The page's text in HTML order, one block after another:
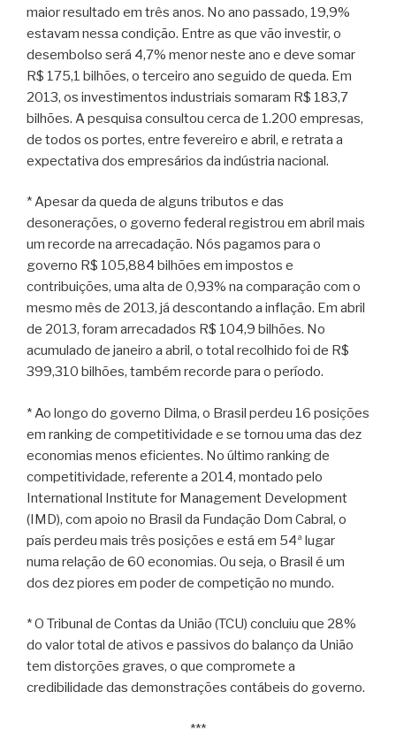
maior resultado em três anos. No ano passado, 19,9%
estavam nessa condição. Entre as que vão investir, o
desembolso será 4,7% menor neste ano e deve somar
R$ 175,1 bilhões, o terceiro ano seguido de queda. Em
2013, os investimentos industriais somaram R$ 183,7
bilhões. A pesquisa consultou cerca de 1.200 empresas,
de todos os portes, entre fevereiro e abril, e retrata a
expectativa dos empresários da indústria nacional.
* Apesar da queda de alguns tributos e das
desonerações, o governo federal registrou em abril mais
um recorde na arrecadação. Nós pagamos para o
governo R$ 105,884 bilhões em impostos e
contribuições, uma alta de 0,93% na comparação com o
mesmo mês de 2013, já descontando a inflação. Em abril
de 2013, foram arrecadados R$ 104,9 bilhões. No
acumulado de janeiro a abril, o total recolhido foi de R$
399,310 bilhões, também recorde para o período.
* Ao longo do governo Dilma, o Brasil perdeu 16 posições
em ranking de competitividade e se tornou uma das dez
economias menos eficientes. No último ranking de
competitividade, referente a 2014, montado pelo
International Institute for Management Development
(IMD), com apoio no Brasil da Fundação Dom Cabral, o
país perdeu mais três posições e está em 54ª lugar
numa relação de 60 economias. Ou seja, o Brasil é um
dos dez piores em poder de competição no mundo.
* O Tribunal de Contas da União (TCU) concluiu que 28%
do valor total de ativos e passivos do balanço da União
tem distorções graves, o que compromete a
credibilidade das demonstrações contábeis do governo.
***